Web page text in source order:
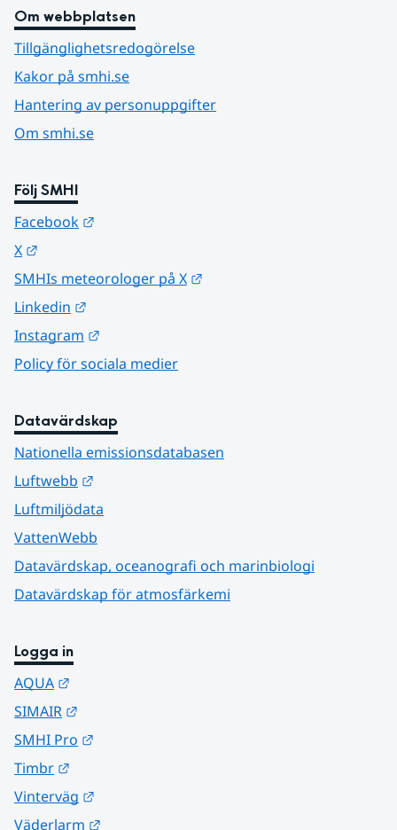
Om webbplatsen
Tillgänglighetsredogörelse
Kakor på smhi.se
Hantering av personuppgifter
Om smhi.se
Följ SMHI
Facebook
X
SMHIs meteorologer på X
Linkedin
Instagram
Policy för sociala medier
Datavärdskap
Nationella emissionsdatabasen
Luftwebb
Luftmiljödata
VattenWebb
Datavärdskap, oceanografi och marinbiologi
Datavärdskap för atmosfärkemi
Logga in
AQUA
SIMAIR
SMHI Pro
Timbr
Vinterväg
Väderlarm